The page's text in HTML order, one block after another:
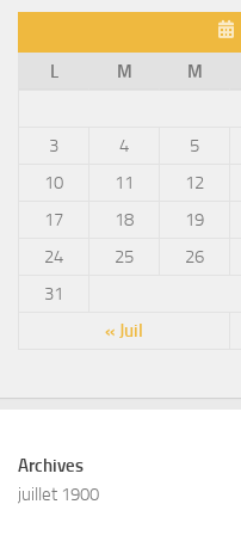
L
M M
« Juil
3
4 5
10
11 12
17
18 19
24
25 26
31
Archives
juillet 1900